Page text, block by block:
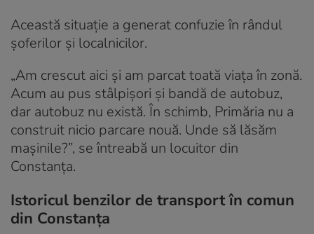
Această situație a generat confuzie în rândul
șoferilor și localnicilor.
„Am crescut aici și am parcat toată viața în zonă.
Acum au pus stâlpișori și bandă de autobuz,
dar autobuz nu există. În schimb, Primăria nu a
construit nicio parcare nouă. Unde să lăsăm
mașinile?”, se întreabă un locuitor din
Constanța.
Istoricul benzilor de transport în comun
din Constanța